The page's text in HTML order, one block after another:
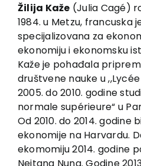
About us
Books
In preparation
Sale
Authors
News
EU PROJECTS
Contact
Žilija Kaže (Julia Cagé)
1984. u Metzu, francuska
specijalizovana za
ekonomiju i ekonomsku
Kaže je pohađala
društvene nauke u
2005. do 2010. godine
normale supérieure“ u
Od 2010. do 2014. godine
ekonomije na Harvardu.
ekomomiju 2014. godine